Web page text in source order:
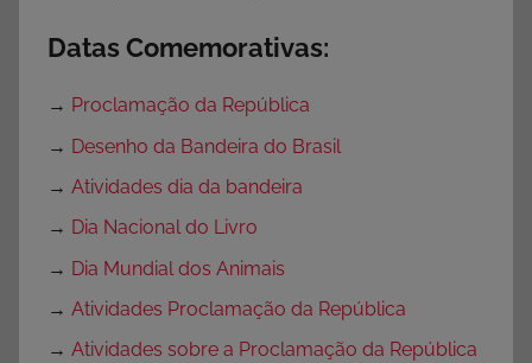
Datas Comemorativas:
→ Proclamação da República
→ Desenho da Bandeira do Brasil
→ Atividades dia da bandeira
→ Dia Nacional do Livro
→ Dia Mundial dos Animais
→ Atividades Proclamação da República
→ Atividades sobre a Proclamação da República